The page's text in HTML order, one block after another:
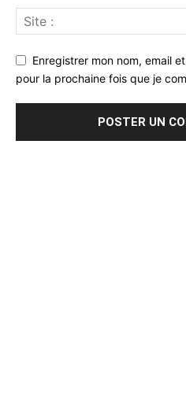
Enregistrer mon nom, email
pour la prochaine fois que je